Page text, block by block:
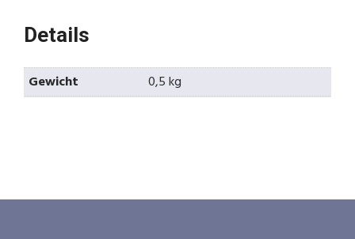
Details
Gewicht 0,5 kg